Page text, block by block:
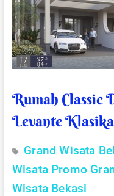
Rumah Classic
Levante Klasika
Grand Wisata
Wisata Promo
Wisata Bekasi